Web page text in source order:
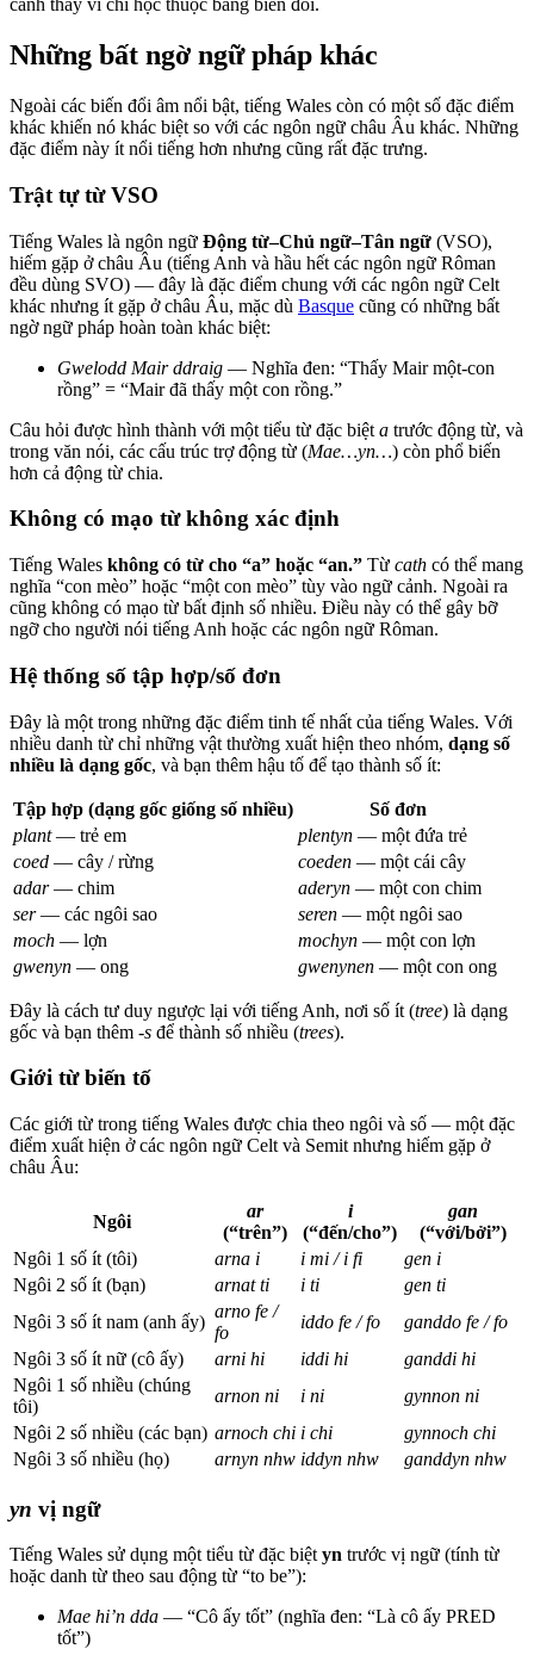
cảnh thay vì chỉ học thuộc bảng biến đổi.
Những bất ngờ ngữ pháp khác
Ngoài các biến đổi âm nổi bật, tiếng Wales còn có một số đặc điểm
khác khiến nó khác biệt so với các ngôn ngữ châu Âu khác. Những
đặc điểm này ít nổi tiếng hơn nhưng cũng rất đặc trưng.
Trật tự từ VSO
Tiếng Wales là ngôn ngữ Động từ–Chủ ngữ–Tân ngữ (VSO),
hiếm gặp ở châu Âu (tiếng Anh và hầu hết các ngôn ngữ Rôman
đều dùng SVO) — đây là đặc điểm chung với các ngôn ngữ Celt
khác nhưng ít gặp ở châu Âu, mặc dù Basque cũng có những bất
ngờ ngữ pháp hoàn toàn khác biệt:
Gwelodd Mair ddraig — Nghĩa đen: “Thấy Mair một-con
rồng” = “Mair đã thấy một con rồng.”
Câu hỏi được hình thành với một tiểu từ đặc biệt a trước động từ, và
trong văn nói, các cấu trúc trợ động từ (Mae…yn…) còn phổ biến
hơn cả động từ chia.
Không có mạo từ không xác định
Tiếng Wales không có từ cho “a” hoặc “an.” Từ cath có thể mang
nghĩa “con mèo” hoặc “một con mèo” tùy vào ngữ cảnh. Ngoài ra
cũng không có mạo từ bất định số nhiều. Điều này có thể gây bỡ
ngỡ cho người nói tiếng Anh hoặc các ngôn ngữ Rôman.
Hệ thống số tập hợp/số đơn
Đây là một trong những đặc điểm tinh tế nhất của tiếng Wales. Với
nhiều danh từ chỉ những vật thường xuất hiện theo nhóm, dạng số
nhiều là dạng gốc, và bạn thêm hậu tố để tạo thành số ít:
Tập hợp (dạng gốc giống số nhiều)
Số đơn
plant— trẻ em plentyn — một đứa trẻ
coed — cây / rừng coeden — một cái cây
adar— chim aderyn — một con chim
ser— các ngôi sao seren — một ngôi sao
moch — lợn mochyn — một con lợn
gwenyn — ong gwenynen — một con ong
Đây là cách tư duy ngược lại với tiếng Anh, nơi số ít (tree) là dạng
gốc và bạn thêm -s để thành số nhiều (trees).
Giới từ biến tố
Các giới từ trong tiếng Wales được chia theo ngôi và số — một đặc
điểm xuất hiện ở các ngôn ngữ Celt và Semit nhưng hiếm gặp ở
châu Âu:
Ngôi
ar
(“trên”)
i
(“đến/cho”)
gan
(“với/bởi”)
Ngôi 1 số ít (tôi)
arna i i mi / i fi
gen i
Ngôi 2 số ít (bạn)
arnat ti i ti
gen ti
Ngôi 3 số ít nam (anh ấy)
arno fe /
fo
iddo fe / fo
ganddo fe / fo
Ngôi 3 số ít nữ (cô ấy)
arni hi iddi hi
ganddi hi
Ngôi 1 số nhiều (chúng
tôi)
arnon ni i ni
gynnon ni
Ngôi 2 số nhiều (các bạn) arnoch chi i chi
gynnoch chi
Ngôi 3 số nhiều (họ)
arnyn nhw iddyn nhw ganddyn nhw
yn vị ngữ
Tiếng Wales sử dụng một tiểu từ đặc biệt yn trước vị ngữ (tính từ
hoặc danh từ theo sau động từ “to be”):
Mae hi’n dda — “Cô ấy tốt” (nghĩa đen: “Là cô ấy PRED
tốt”)